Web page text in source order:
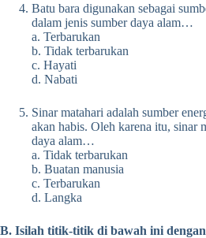
Batu bara digunakan sebagai
dalam jenis sumber daya alam…
a. Terbarukan
b. Tidak terbarukan
c. Hayati
d. Nabati
Sinar matahari adalah sumber
akan habis. Oleh karena itu, sinar
daya alam…
a. Tidak terbarukan
b. Buatan manusia
c. Terbarukan
d. Langka
B. Isilah titik-titik di bawah ini